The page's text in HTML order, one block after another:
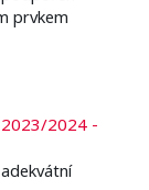
prvkem
2024 -